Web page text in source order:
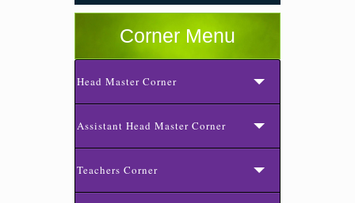
Corner Menu
Head Master Corner
Assistant Head Master Corner
Teachers Corner